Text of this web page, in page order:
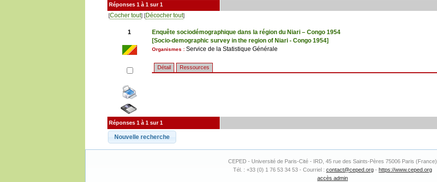
Réponses 1 à 1 sur 1
[Cocher tout] [Décocher tout]
1
Enquête sociodémographique dans la région du Niari – Congo 1954
[Socio-demographic survey in the region of Niari - Congo 1954]
Organismes : Service de la Statistique Générale
Détail Ressources
Réponses 1 à 1 sur 1
CEPED - Université de Paris-Cité - IRD, 45 rue des Saints-Pères 75006 Paris (France)
Tél. : +33 (0) 1 76 53 34 53 - Courriel : contact@ceped.org - https://www.ceped.org
accès admin